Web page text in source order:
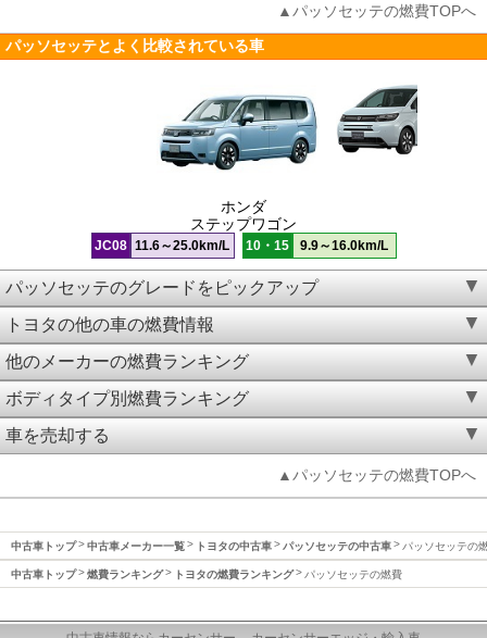
▲パッソセッテの燃費TOPへ
パッソセッテとよく比較されている車
ホンダ
ステップワゴン
JC08 11.6～25.0km/L 10・15 9.9～16.0km/L
パッソセッテのグレードをピックアップ
トヨタの他の車の燃費情報
他のメーカーの燃費ランキング
ボディタイプ別燃費ランキング
車を売却する
▲パッソセッテの燃費TOPへ
中古車トップ 中古車メーカー一覧 トヨタの中古車 パッソセッテの中古車 パッソセッテの
中古車トップ 燃費ランキング トヨタの燃費ランキング パッソセッテの燃費